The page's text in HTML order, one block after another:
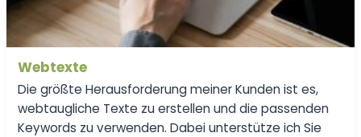
Webtexte
Die größte Herausforderung meiner Kunden ist es,
webtaugliche Texte zu erstellen und die passenden
Keywords zu verwenden. Dabei unterstütze ich Sie